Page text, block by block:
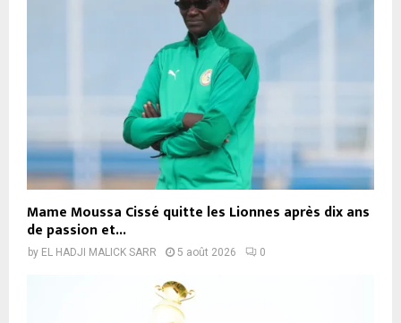
Mame Moussa Cissé quitte les Lionnes après dix ans
de passion et...
by EL HADJI MALICK SARR 5 août 2026 0